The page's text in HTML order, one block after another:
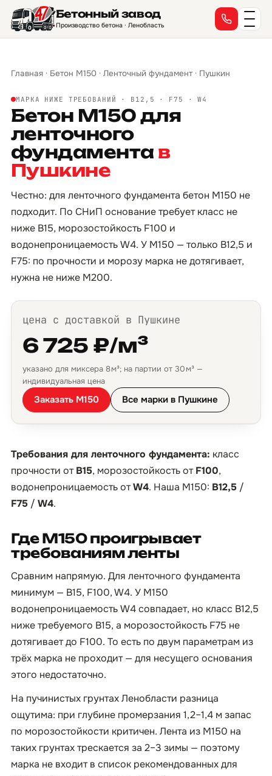
Бетонный завод
Производство бетона · Ленобласть
Главная · Бетон М150 · Ленточный фундамент · Пушкин
МАРКА НИЖЕ ТРЕБОВАНИЙ · B12,5 · F75 · W4
Бетон М150 для
ленточного
фундамента в
Пушкине
Честно: для ленточного фундамента бетон М150 не
подходит. По СНиП основание требует класс не
ниже B15, морозостойкость F100 и
водонепроницаемость W4. У М150 — только B12,5 и
F75: по прочности и морозу марка не дотягивает,
нужна не ниже М200.
цена с доставкой в Пушкине
6 725 ₽/м³
указано для миксера 8 м³; на партии от 30 м³ —
индивидуальная цена
Заказать М150 Все марки в Пушкине
Требования для ленточного фундамента: класс
прочности отB15, морозостойкость отF100,
водонепроницаемость отW4. Наша М150: B12,5 /
F75 / W4.
Где М150 проигрывает
требованиям ленты
Сравним напрямую. Для ленточного фундамента
минимум — B15, F100, W4. У М150
водонепроницаемость W4 совпадает, но класс B12,5
ниже требуемого B15, а морозостойкость F75 не
дотягивает до F100. То есть по двум параметрам из
трёх марка не проходит — для несущего основания
этого недостаточно.
На пучинистых грунтах Ленобласти разница
ощутима: при глубине промерзания 1,2–1,4 м запас
по морозостойкости критичен. Лента из М150 на
таких грунтах трескается за 2–3 зимы — поэтому
марка не входит в список рекомендованных для